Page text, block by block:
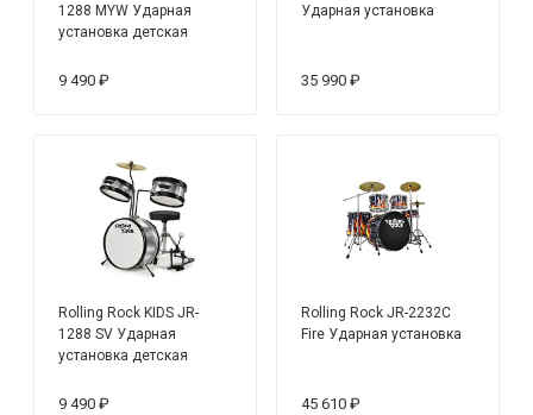
1288 MYW Ударная
установка детская
9 490 ₽
Ударная установка
35 990 ₽
Rolling Rock KIDS JR-
1288 SV Ударная
установка детская
9 490 ₽
Rolling Rock JR-2232C
Fire Ударная установка
45 610 ₽